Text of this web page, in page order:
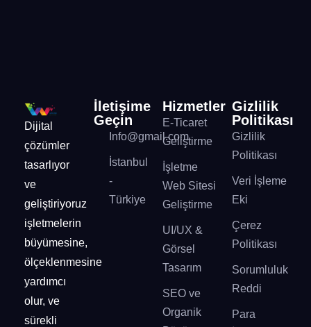
Dijital
çözümler
tasarlıyor
ve
geliştiriyoruz
işletmelerin
büyümesine,
ölçeklenmesine
yardımcı
olur, ve
sürekli
İletişime
Geçin
Info@gmail.com
İstanbul
-
Türkiye
Hizmetler
E-Ticaret
Geliştirme
İşletme
Web Sitesi
Geliştirme
UI/UX &
Görsel
Tasarım
SEO ve
Organik
Gizlilik
Politikası
Gizlilik
Politikası
Veri İşleme
Eki
Çerez
Politikası
Sorumluluk
Reddi
Para